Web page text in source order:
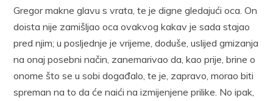
Gregor makne glavu s vrata, te je digne gledajući oca. On
doista nije zamišljao oca ovakvog kakav je sada stajao
pred njim; u posljednje je vrijeme, doduše, uslijed gmizanja
na onaj posebni način, zanemarivao da, kao prije, brine o
onome što se u sobi događalo, te je, zapravo, morao biti
spreman na to da će naići na izmijenjene prilike. No ipak,